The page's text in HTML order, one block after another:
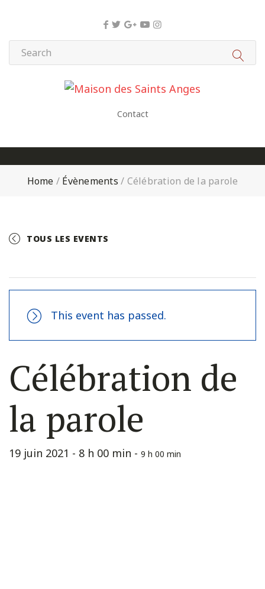
Contact
Home / Évènements / Célébration de la parole
TOUS LES EVENTS
This event has passed.
Célébration de
la parole
19 juin 2021 - 8 h 00 min - 9 h 00 min